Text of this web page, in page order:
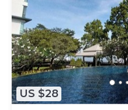
US $28